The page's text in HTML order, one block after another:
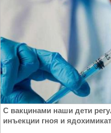
С вакцинами наши дети
инъекции гноя и